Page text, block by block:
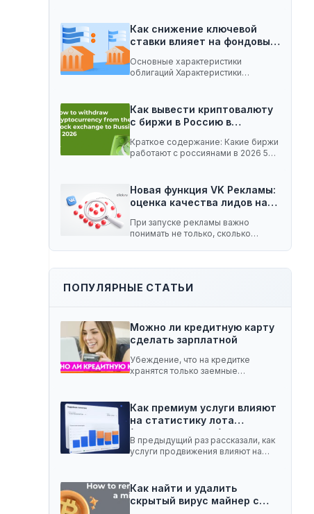
Как снижение ключевой
ставки влияет на фондовый
Основные характеристики
облигаций Характеристики
ключевой…
Как вывести криптовалюту
с биржи в Россию в…
Краткое содержание: Какие биржи
работают с россиянами в 2026 5
Новая функция VK Рекламы:
оценка качества лидов на…
При запуске рекламы важно
понимать не только, сколько
ПОПУЛЯРНЫЕ СТАТЬИ
Можно ли кредитную карту
сделать зарплатной
Убеждение, что на кредитке
хранятся только заемные
Как премиум услуги влияют
на статистику лота
(телеграм-канал)
В предыдущий раз рассказали, как
услуги продвижения влияют на
Как найти и удалить
скрытый вирус майнер с…